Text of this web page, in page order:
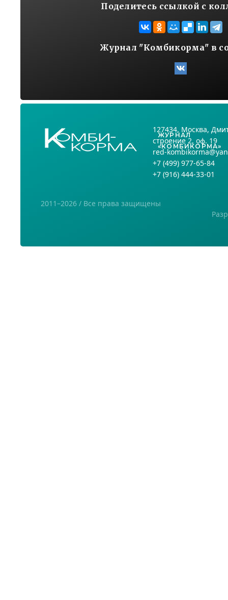
Поделитесь ссылкой с
Журнал "Комбикорма" в
ЖУРНАЛ
«КОМБИКОРМА»
127434, Москва,
строение 2, оф. 19
red-
+7 (499) 977-65-84
+7 (916) 444-33-01
2011–2026 / Все права защищены